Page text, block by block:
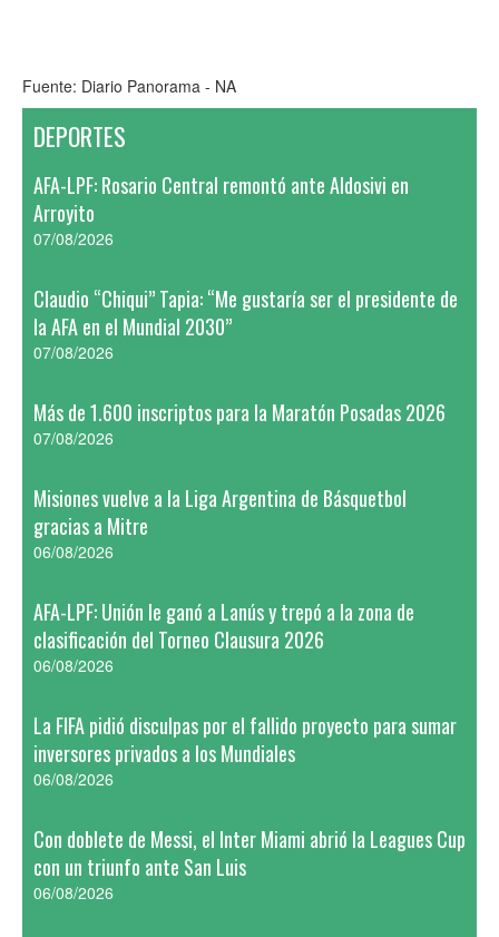
Fuente: Diario Panorama - NA
DEPORTES
AFA-LPF: Rosario Central remontó ante Aldosivi en
Arroyito
07/08/2026
Claudio “Chiqui” Tapia: “Me gustaría ser el presidente de
la AFA en el Mundial 2030”
07/08/2026
Más de 1.600 inscriptos para la Maratón Posadas 2026
07/08/2026
Misiones vuelve a la Liga Argentina de Básquetbol
gracias a Mitre
06/08/2026
AFA-LPF: Unión le ganó a Lanús y trepó a la zona de
clasificación del Torneo Clausura 2026
06/08/2026
La FIFA pidió disculpas por el fallido proyecto para sumar
inversores privados a los Mundiales
06/08/2026
Con doblete de Messi, el Inter Miami abrió la Leagues Cup
con un triunfo ante San Luis
06/08/2026